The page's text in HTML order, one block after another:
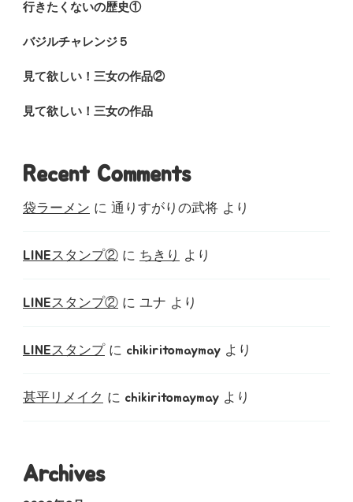
行きたくないの歴史①
バジルチャレンジ５
見て欲しい！三女の作品②
見て欲しい！三女の作品
Recent Comments
袋ラーメン に 通りすがりの武将 より
LINEスタンプ② に ちきり より
LINEスタンプ② に ユナ より
LINEスタンプ に chikiritomaymay より
甚平リメイク に chikiritomaymay より
Archives